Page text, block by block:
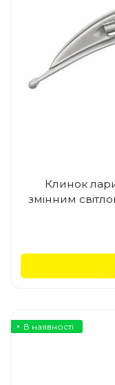
Клинок
змінним
В наявності